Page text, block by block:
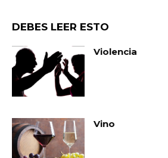
DEBES LEER ESTO
Violencia
Vino